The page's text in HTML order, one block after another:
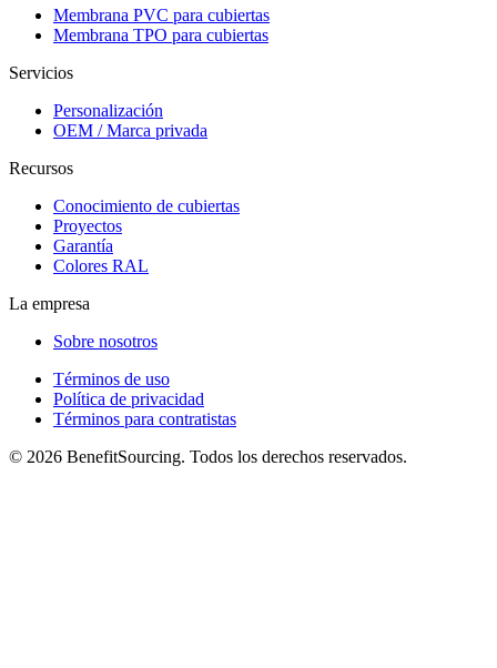
Membrana PVC para cubiertas
Membrana TPO para cubiertas
Servicios
Personalización
OEM / Marca privada
Recursos
Conocimiento de cubiertas
Proyectos
Garantía
Colores RAL
La empresa
Sobre nosotros
Términos de uso
Política de privacidad
Términos para contratistas
© 2026 BenefitSourcing. Todos los derechos reservados.